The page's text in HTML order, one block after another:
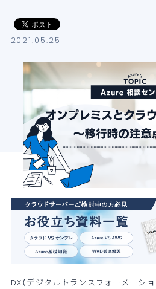
ブログ
イベント・セ
よくある
SB C&Sの強
2021.05.25
DX（デジタルトランスフォーメーシ